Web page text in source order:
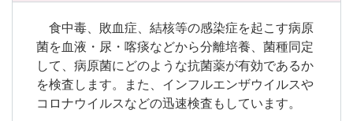
食中毒、敗血症、結核等の感染症を起こす病原
菌を血液・尿・喀痰などから分離培養、菌種同定
して、病原菌にどのような抗菌薬が有効であるか
を検査します。また、インフルエンザウイルスや
コロナウイルスなどの迅速検査もしています。